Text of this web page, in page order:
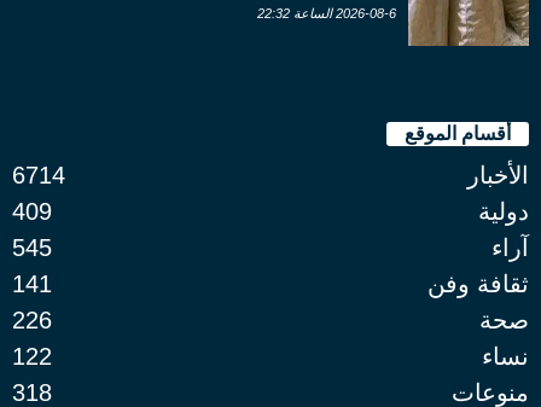
2026-08-6 الساعة 22:32
أقسام الموقع
الأخبار
6714
دولية
409
آراء
545
ثقافة وفن
141
صحة
226
نساء
122
منوعات
318